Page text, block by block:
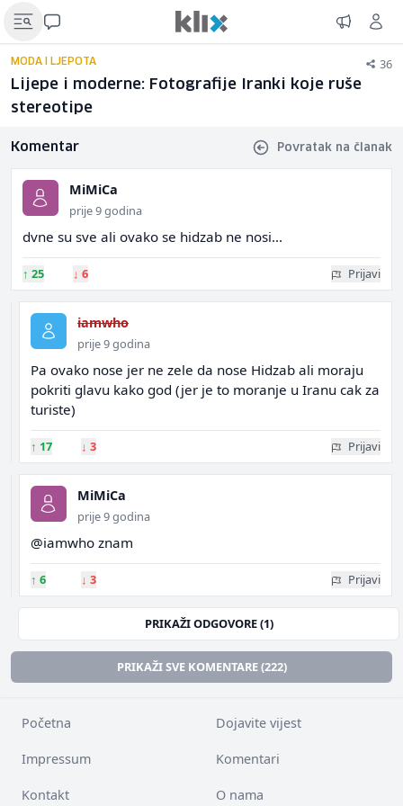
MODA I LJEPOTA 36
Lijepe i moderne: Fotografije Iranki koje ruše
stereotipe
Komentar Povratak na članak
MiMiCa
prije 9 godina
dvne su sve ali ovako se hidzab ne nosi...
↑ 25 ↓ 6 Prijavi
iamwho
prije 9 godina
Pa ovako nose jer ne zele da nose Hidzab ali moraju
pokriti glavu kako god (jer je to moranje u Iranu cak za
turiste)
↑ 17 ↓ 3 Prijavi
MiMiCa
prije 9 godina
@iamwho znam
↑ 6 ↓ 3 Prijavi
PRIKAŽI ODGOVORE (1)
PRIKAŽI SVE KOMENTARE (222)
Početna Dojavite vijest
Impressum Komentari
Kontakt O nama